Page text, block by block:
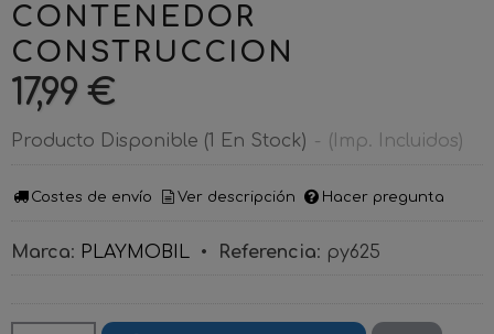
CONTENEDOR
CONSTRUCCION
17,99 €
Producto Disponible (1 En Stock) - (Imp. Incluidos)
Costes de envío Ver descripción Hacer pregunta
Marca: PLAYMOBIL • Referencia: py625